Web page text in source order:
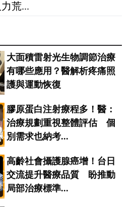
荒...
大面積雷射光生物調節治療
有哪些應用？醫解析疼痛照
護與運動恢復
膠原蛋白注射療程多！醫：
治療規劃重視整體評估 個
別需求也納考...
高齡社會攝護腺癌增！台日
交流提升醫療品質 盼推動
局部治療標準...